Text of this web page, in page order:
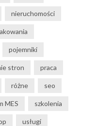
nieruchomości
pojemniki
stron praca
różne seo
MES szkolenia
usługi